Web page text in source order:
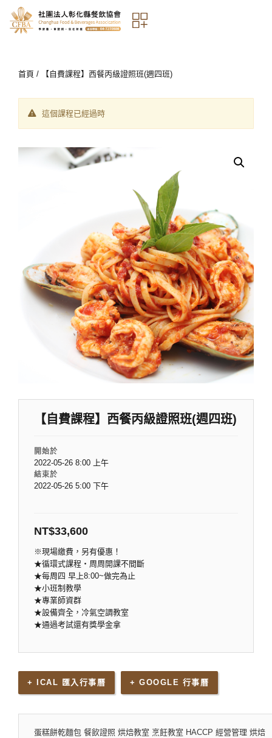
首頁 / 【自費課程】西餐丙級證照班(週四班)
這個課程已經過時
【自費課程】西餐丙級證照班(週四班)
開始於
2022-05-26 8:00 上午
結束於
2022-05-26 5:00 下午
NT$33,600
※現場繳費，另有優惠！
★循環式課程‧周周開課不間斷
★每周四 早上8:00~做完為止
★小班制教學
★專業師資群
★設備齊全，冷氣空調教室
★通過考試還有獎學金拿
+ ICAL 匯入行事曆 + GOOGLE 行事曆
蛋糕餅乾麵包 餐飲證照 烘焙教室 烹飪教室 HACCP 經營管理 烘焙